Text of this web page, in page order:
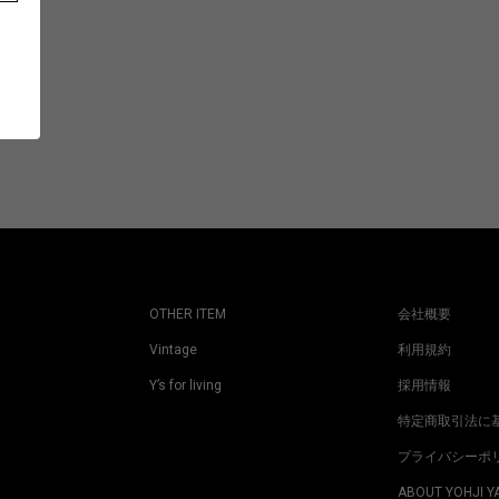
OTHER ITEM
Vintage
Y’s for living
会社概要
利用規約
採用情報
特定商取引法に
プライバシーポ
ABOUT YOHJI